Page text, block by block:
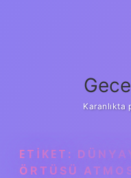
Karanlıkta
ETIKET:
ÖRTÜSÜ